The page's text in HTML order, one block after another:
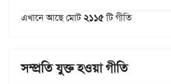
এখানে আছে মোট২১১৫টি গীতি
সম্প্রতি যুক্ত হওয়া গীতি